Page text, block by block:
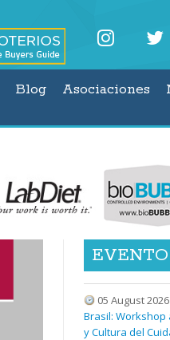
Blog Asociaciones
05 August 2026
Brasil:
y Cultura del